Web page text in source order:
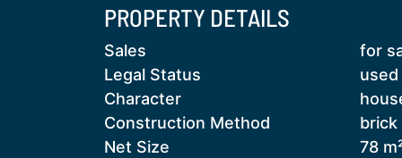
kisebb telekkel is eladó, ebben az
házhoz. Így a hirdetési ár 84.9 M Ft.
#kertesház #eladóház #csendes
PROPERTY DETAILS
Sales
for
Legal Status
used
Character
Construction Method
brick
Net Size
78